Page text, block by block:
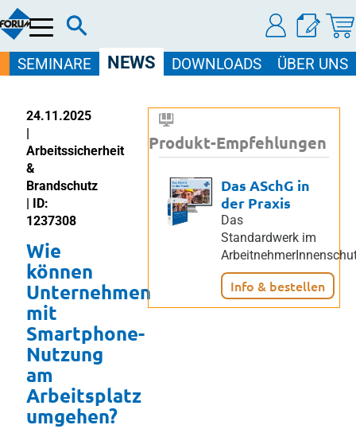
Menü
SEMINARE NEWS DOWNLOADS ÜBER UNS
24.11.2025
|
Arbeitssicherheit
&
Brandschutz
| ID:
1237308
Wie
können
Unternehmen
mit
Smartphone-
Nutzung
am
Arbeitsplatz
umgehen?
Produkt-Empfehlungen
Das ASchG in
der Praxis
Das
Standardwerk im
Info & bestellen